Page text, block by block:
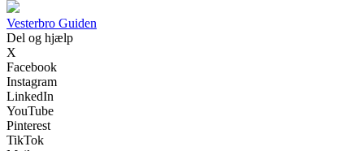
Vesterbro Guiden
Del og hjælp
X
Facebook
Instagram
LinkedIn
YouTube
Pinterest
TikTok